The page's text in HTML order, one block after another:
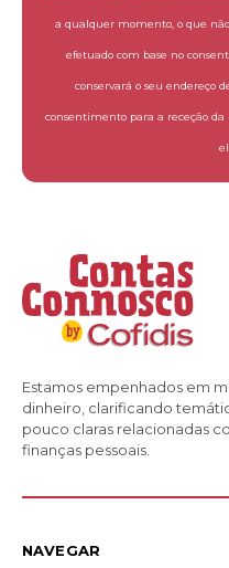
a qualquer momento, o que
efetuado com base no
conservará o seu endereço
consentimento para a receção
Estamos empenhados em
dinheiro, clarificando
pouco claras relacionadas
finanças pessoais.
NAVEGAR